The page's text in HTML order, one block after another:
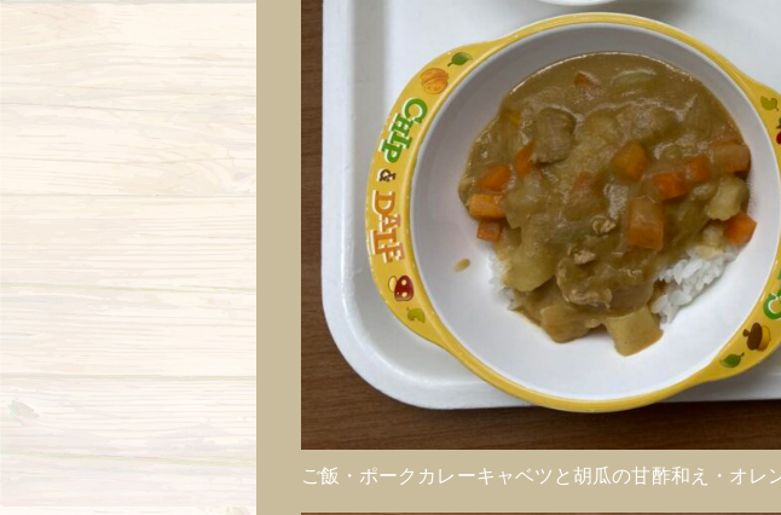
ご飯・ポークカレーキャベツと胡瓜の甘酢和え・オレ